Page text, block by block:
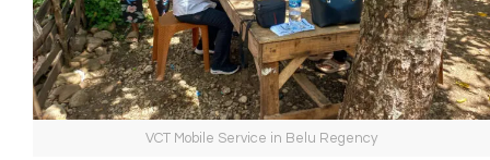
VCT Mobile Service in Belu Regency